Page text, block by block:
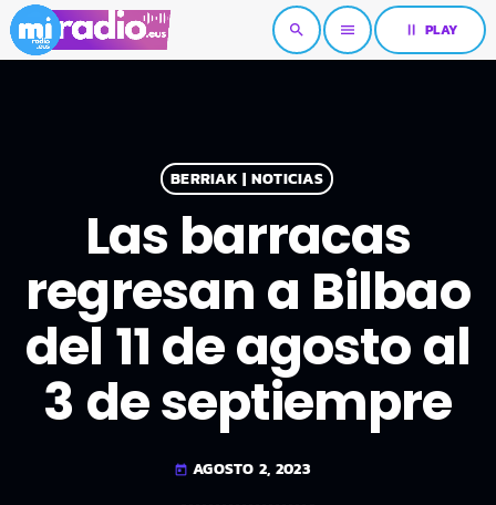
search menu pause PLAY
BERRIAK | NOTICIAS
Las barracas
regresan a Bilbao
del 11 de agosto al
3 de septiempre
today AGOSTO 2, 2023